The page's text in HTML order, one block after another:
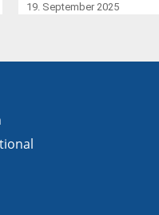
19. September 2025